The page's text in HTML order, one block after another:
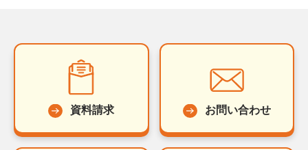
資料請求 お問い合わせ